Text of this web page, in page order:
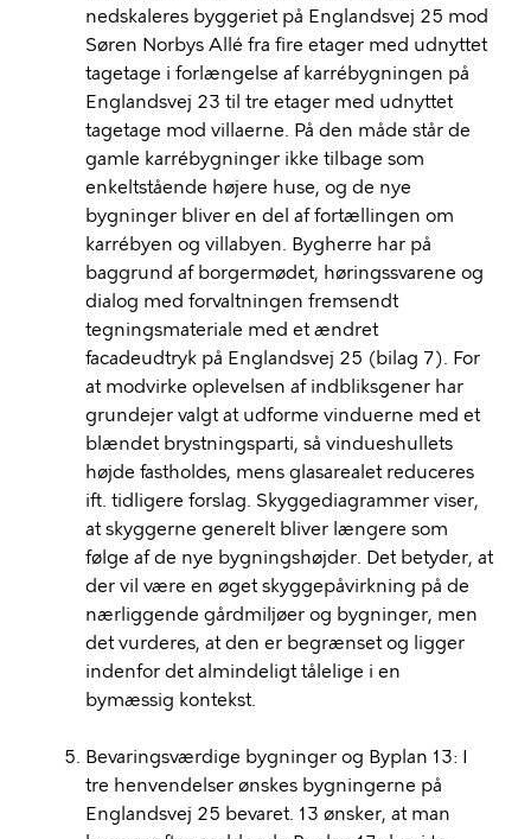
nedskaleres byggeriet på Englandsvej 25 mod
Søren Norbys Allé fra fire etager med udnyttet
tagetage i forlængelse af karrébygningen på
Englandsvej 23 til tre etager med udnyttet
tagetage mod villaerne. På den måde står de
gamle karrébygninger ikke tilbage som
enkeltstående højere huse, og de nye
bygninger bliver en del af fortællingen om
karrébyen og villabyen. Bygherre har på
baggrund af borgermødet, høringssvarene og
dialog med forvaltningen fremsendt
tegningsmateriale med et ændret
facadeudtryk på Englandsvej 25 (bilag 7). For
at modvirke oplevelsen af indbliksgener har
grundejer valgt at udforme vinduerne med et
blændet brystningsparti, så vindueshullets
højde fastholdes, mens glasarealet reduceres
ift. tidligere forslag. Skyggediagrammer viser,
at skyggerne generelt bliver længere som
følge af de nye bygningshøjder. Det betyder, at
der vil være en øget skyggepåvirkning på de
nærliggende gårdmiljøer og bygninger, men
det vurderes, at den er begrænset og ligger
indenfor det almindeligt tålelige i en
bymæssig kontekst.
Bevaringsværdige bygninger og Byplan 13: I
tre henvendelser ønskes bygningerne på
Englandsvej 25 bevaret. 13 ønsker, at man